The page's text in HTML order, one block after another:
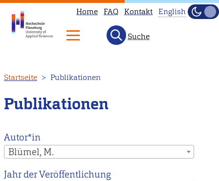
zum
Inhalt
Home FAQ Kontakt
to
our
English
Hell
Suche
Startseite Publikationen
Publikationen
Autor*in
Blümel, M.
Jahr der Veröffentlichung